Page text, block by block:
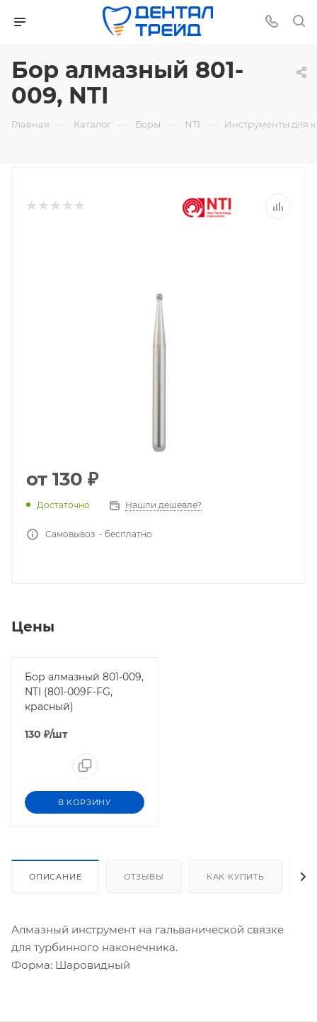
Бор алмазный 801-
009, NTI
Главная — Каталог — Боры — NTI — Инструменты для
от 130 ₽
Достаточно Нашли дешевле?
Самовывоз - бесплатно
Цены
Бор алмазный 801-009,
NTI (801-009F-FG,
красный)
130 ₽/шт
В КОРЗИНУ
ОПИСАНИЕ ОТЗЫВЫ КАК КУПИТЬ
Алмазный инструмент на гальванической связке
для турбинного наконечника.
Форма: Шаровидный